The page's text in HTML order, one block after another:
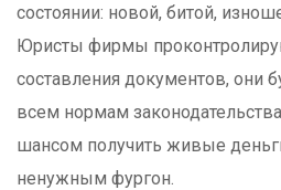
состоянии: новой, битой,
Юристы фирмы
составления документов, они
всем нормам
шансом получить живые
ненужным фургон.